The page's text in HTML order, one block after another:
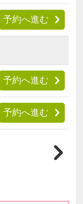
予約へ進む
予約へ進む
予約へ進む